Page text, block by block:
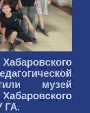
музей
ГА.